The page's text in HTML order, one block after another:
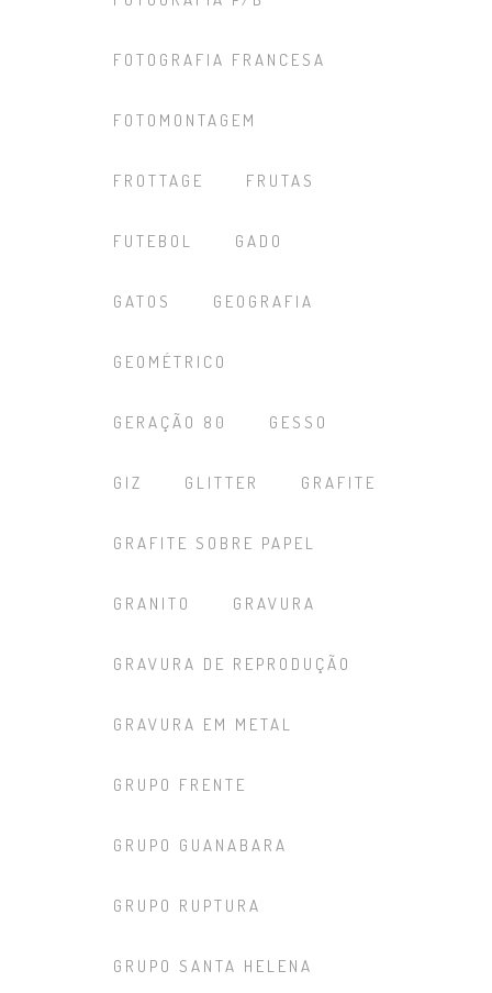
FOTOGRAFIA FRANCESA
FOTOMONTAGEM
FROTTAGE FRUTAS
FUTEBOL GADO
GATOS GEOGRAFIA
GEOMÉTRICO
GERAÇÃO 80 GESSO
GIZ GLITTER GRAFITE
GRAFITE SOBRE PAPEL
GRANITO GRAVURA
GRAVURA DE REPRODUÇÃO
GRAVURA EM METAL
GRUPO FRENTE
GRUPO GUANABARA
GRUPO RUPTURA
GRUPO SANTA HELENA